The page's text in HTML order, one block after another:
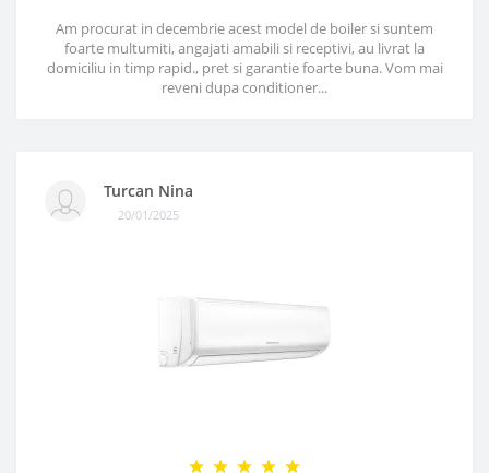
Am procurat in decembrie acest model de boiler si suntem
foarte multumiti, angajati amabili si receptivi, au livrat la
domiciliu in timp rapid., pret si garantie foarte buna. Vom mai
reveni dupa conditioner...
Turcan Nina
20/01/2025